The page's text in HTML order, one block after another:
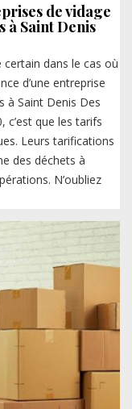
de vidage
à Saint Denis
certain dans le cas où
d’une entreprise
à Saint Denis Des
c’est que les tarifs
Leurs tarifications
des déchets à
N’oubliez